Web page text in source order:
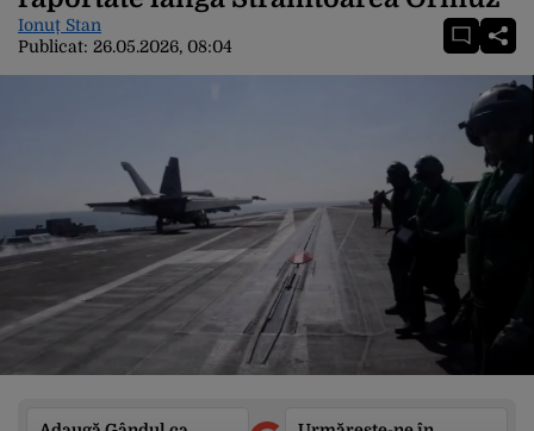
Ionuț Stan
Publicat: 26.05.2026, 08:04